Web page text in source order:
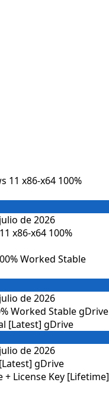
de 2026
x86-x64 100%
de 2026
Worked Stable gDrive
de 2026
gDrive